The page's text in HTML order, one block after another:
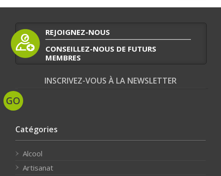
REJOIGNEZ-NOUS
CONSEILLEZ-NOUS DE FUTURS
MEMBRES
INSCRIVEZ-VOUS À LA NEWSLETTER
Catégories
Alcool
Artisanat